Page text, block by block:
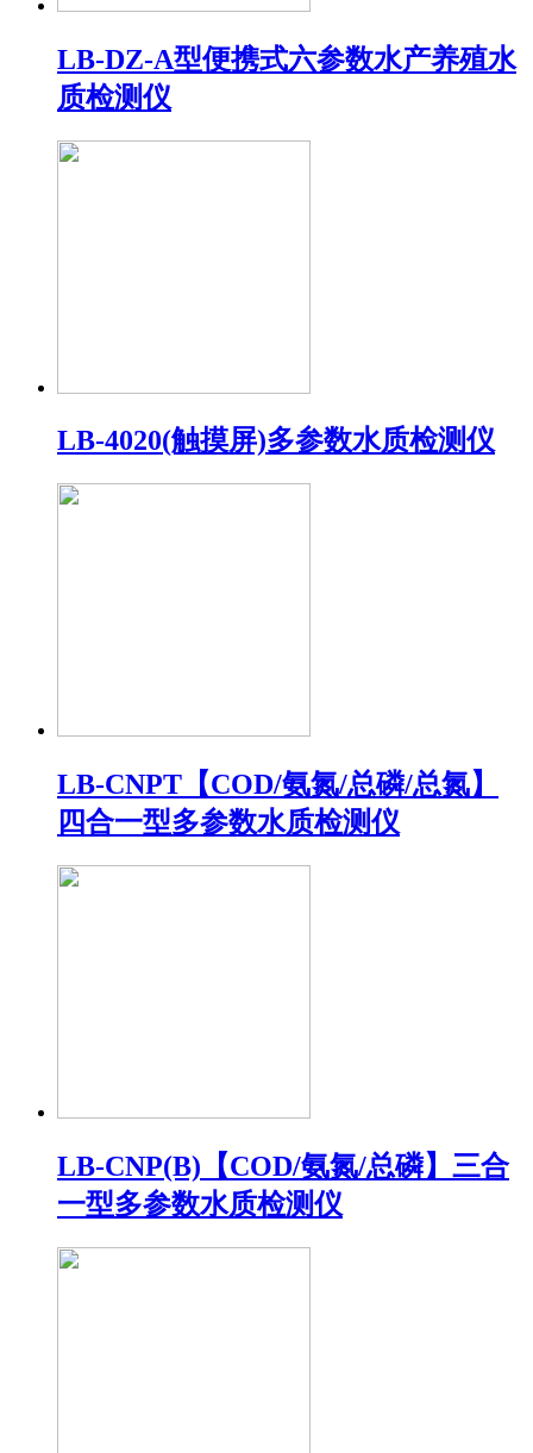
LB-DZ-A型便携式六参数水产养殖水
质检测仪
LB-4020(触摸屏)多参数水质检测仪
LB-CNPT【COD/氨氮/总磷/总氮】
四合一型多参数水质检测仪
LB-CNP(B)【COD/氨氮/总磷】三合
一型多参数水质检测仪